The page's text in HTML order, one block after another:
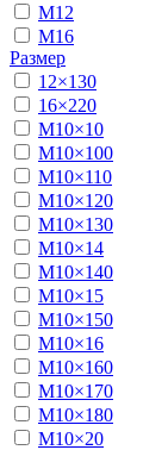
М12
М16
Размер
12×130
16×220
М10×10
М10×100
М10×110
М10×120
М10×130
М10×14
М10×140
М10×15
М10×150
М10×16
М10×160
М10×170
М10×180
М10×20